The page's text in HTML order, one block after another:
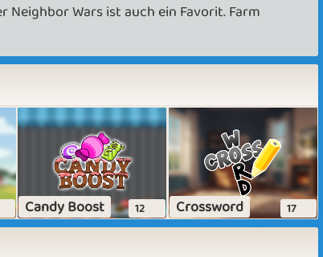
Neighbor Wars ist auch ein Favorit. Farm
Candy Boost 12 Crossword 17